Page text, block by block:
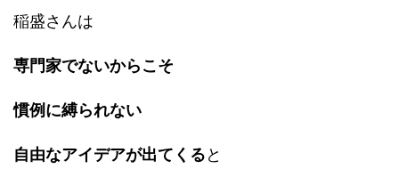
稲盛さんは
専門家でないからこそ
慣例に縛られない
自由なアイデアが出てくると